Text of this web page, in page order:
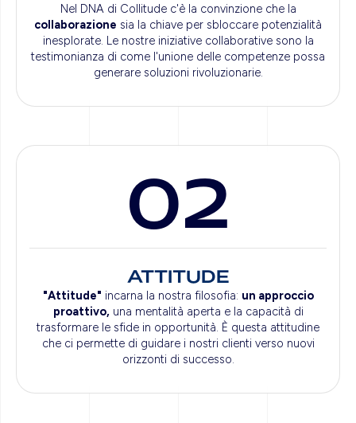
Nel DNA di Collitude c'è la convinzione che la
collaborazione sia la chiave per sbloccare potenzialità
inesplorate. Le nostre iniziative collaborative sono la
testimonianza di come l'unione delle competenze possa
generare soluzioni rivoluzionarie.
02
ATTITUDE
"Attitude" incarna la nostra filosofia: un approccio
proattivo,una mentalità aperta e la capacità di
trasformare le sfide in opportunità. È questa attitudine
che ci permette di guidare i nostri clienti verso nuovi
orizzonti di successo.